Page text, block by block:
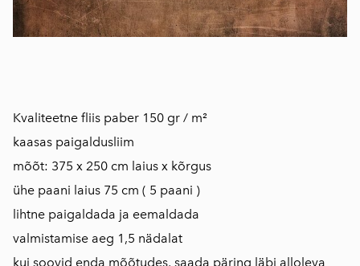
​​Kvaliteetne fliis paber 150 gr / m²
kaasas paigaldusliim
mõõt: 375 x 250 cm laius x kõrgus
ühe paani laius 75 cm ( 5 paani )
​lihtne paigaldada ja eemaldada
valmistamise aeg 1,5 nädalat
kui soovid enda mõõtudes, saada päring läbi alloleva